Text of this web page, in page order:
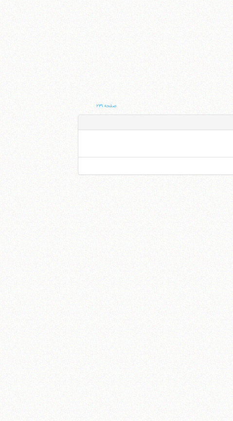
صفحه ۲۳۱